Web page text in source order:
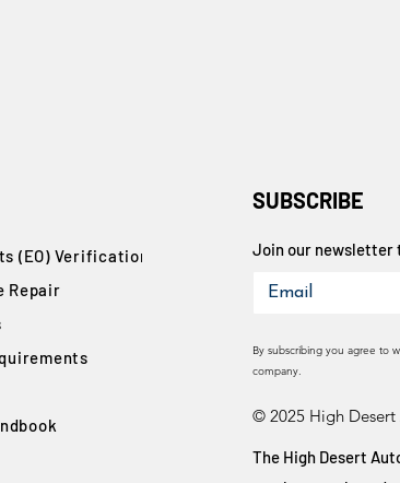
(EO) Verification
Repair
Join our newsletter
By subscribing you agree to
company.
SUBSCRIBE
© 2025 High
The High Desert